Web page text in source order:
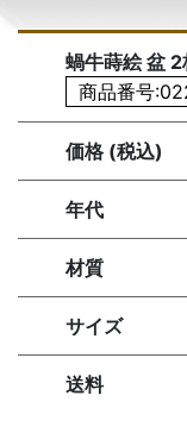
蝸牛蒔絵 盆
商品番号
価格 (税込)
年代
材質
サイズ
送料